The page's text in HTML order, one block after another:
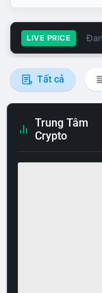
LIVE PRICE
Tất cả
Trung Tâm
Crypto